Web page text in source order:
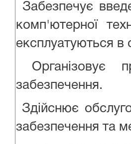
Забезпечує
комп'ютерної
експлуатуються в
Організовує
забезпечення.
Здійснює
забезпечення та